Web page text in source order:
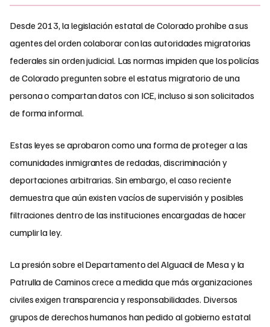
Desde 2013, la legislación estatal de Colorado prohíbe a sus
agentes del orden colaborar con las autoridades migratorias
federales sin orden judicial. Las normas impiden que los policías
de Colorado pregunten sobre el estatus migratorio de una
persona o compartan datos con ICE, incluso si son solicitados
de forma informal.
Estas leyes se aprobaron como una forma de proteger a las
comunidades inmigrantes de redadas, discriminación y
deportaciones arbitrarias. Sin embargo, el caso reciente
demuestra que aún existen vacíos de supervisión y posibles
filtraciones dentro de las instituciones encargadas de hacer
cumplir la ley.
La presión sobre el Departamento del Alguacil de Mesa y la
Patrulla de Caminos crece a medida que más organizaciones
civiles exigen transparencia y responsabilidades. Diversos
grupos de derechos humanos han pedido al gobierno estatal